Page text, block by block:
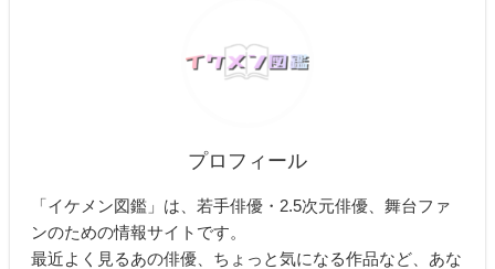
プロフィール
「イケメン図鑑」は、若手俳優・2.5次元俳優、舞台ファ
ンのための情報サイトです。
最近よく見るあの俳優、ちょっと気になる作品など、あな